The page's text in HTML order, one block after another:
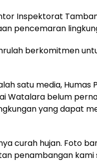
Inspektorat
pencemaran
berkomitmen
satu media, Humas
Watalara belum
yang dapat
curah hujan. Foto
penambangan kami